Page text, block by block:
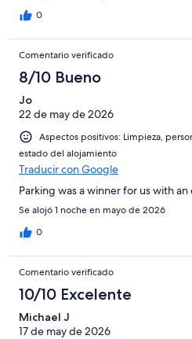
0
Comentario verificado
8/10 Bueno
Jo
22 de may de 2026
Aspectos positivos: Limpieza,
estado del alojamiento
Traducir con Google
Parking was a winner for us with
Se alojó 1 noche en mayo de 2026
0
Comentario verificado
10/10 Excelente
Michael J
17 de may de 2026